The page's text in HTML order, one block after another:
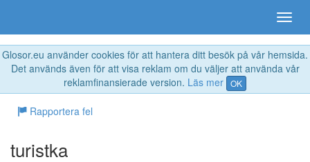
Glosor.eu använder cookies för att hantera ditt besök på vår hemsida.
Det används även för att visa reklam om du väljer att använda vår
reklamfinansierade version. Läs mer OK
Rapportera fel
turistka